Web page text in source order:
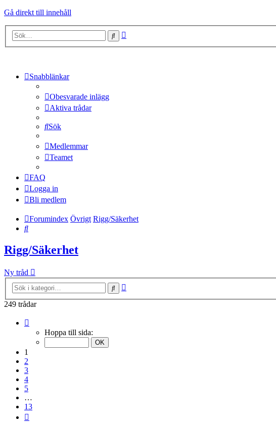
Gå direkt till innehåll
Sök
Snabblänkar
Obesvarade inlägg
Aktiva trådar
Sök
Medlemmar
Teamet
FAQ
Logga in
Bli medlem
Forumindex Övrigt Rigg/Säkerhet
Sök
Rigg/Säkerhet
Ny tråd
Sök
249 trådar
Hoppa till sida:
1
2
3
4
5
…
13